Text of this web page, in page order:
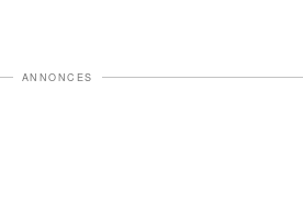
ANNONCES